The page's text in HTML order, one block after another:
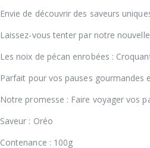
Envie de découvrir des saveurs
Laissez-vous tenter par notre
Les noix de pécan enrobées :
Parfait pour vos pauses gourmandes
Notre promesse : Faire voyager vos
Saveur : Oréo
Contenance : 100g